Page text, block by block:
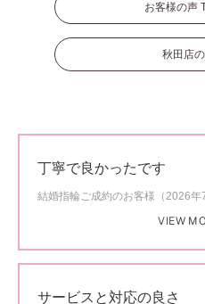
お客様の声
秋田店
丁寧で良かったです
結婚指輪ご成約のお客様（2026年
VIEW
サービスと対応の良さ